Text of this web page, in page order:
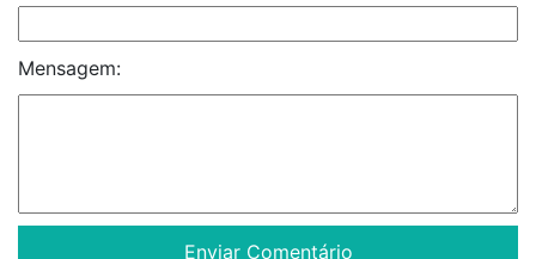
Mensagem: